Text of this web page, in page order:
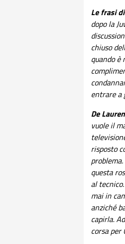
Le frasi
dopo la
chiuso
quando è
entrare a
De
vuole il
risposto
questa
al
mai in
anziché
capirla.
corsa per